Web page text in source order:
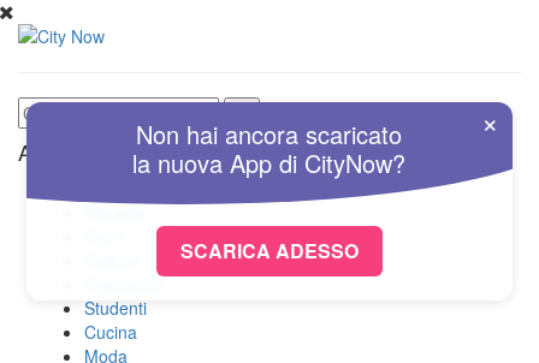
Altre Sezioni
Attualità
Spettacolo
Studenti
Cucina
Moda
×
Non hai ancora scaricato
la nuovaApp di CityNow?
SCARICA ADESSO